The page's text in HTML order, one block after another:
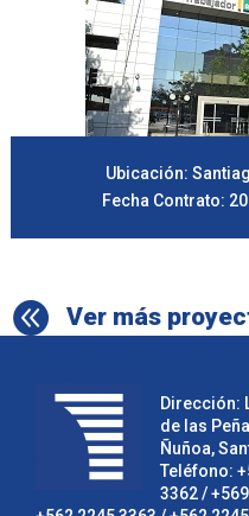
Ubicación:
Fecha Contrato:
 Ver más
Dirección:
de las
Ñuñoa,
Teléfono:
3362/